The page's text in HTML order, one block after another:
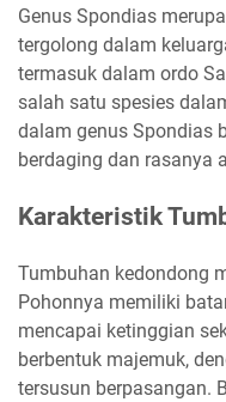
Genus Spondias
tergolong dalam
termasuk dalam ordo
salah satu spesies
dalam genus Spondias
berdaging dan rasanya
Karakteristik
Tumbuhan kedondong
Pohonnya memiliki
mencapai ketinggian
berbentuk majemuk,
tersusun berpasangan.